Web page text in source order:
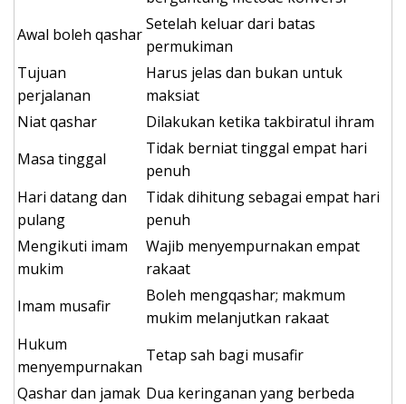
Awal boleh qashar
Setelah keluar dari batas
permukiman
Tujuan
perjalanan
Harus jelas dan bukan untuk
maksiat
Niat qashar
Dilakukan ketika takbiratul ihram
Masa tinggal
Tidak berniat tinggal empat hari
penuh
Hari datang dan
pulang
Tidak dihitung sebagai empat hari
penuh
Mengikuti imam
mukim
Wajib menyempurnakan empat
rakaat
Imam musafir
Boleh mengqashar; makmum
mukim melanjutkan rakaat
Hukum
menyempurnakan
Tetap sah bagi musafir
Qashar dan jamak Dua keringanan yang berbeda